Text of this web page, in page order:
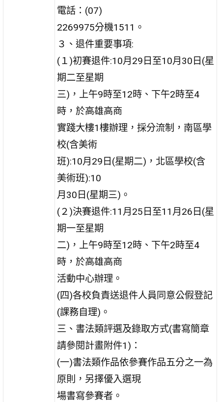
電話：(07)
2269975分機1511。
３、退件重要事項:
(１)初賽退件:10月29日至10月30日(星
期二至星期
三)，上午9時至12時、下午2時至4
時，於高雄高商
實踐大樓1樓辦理，採分流制，南區學
校(含美術
班):10月29日(星期二)，北區學校(含
美術班):10
月30日(星期三)。
(２)決賽退件:11月25日至11月26日(星
期一至星期
二)，上午9時至12時、下午2時至4
時，於高雄高商
活動中心辦理。
(四)各校負責送退件人員同意公假登記
(課務自理)。
三、書法類評選及錄取方式(書寫簡章
請參閱計畫附件1)：
(一)書法類作品依參賽作品五分之一為
原則，另擇優入選現
場書寫參賽者。